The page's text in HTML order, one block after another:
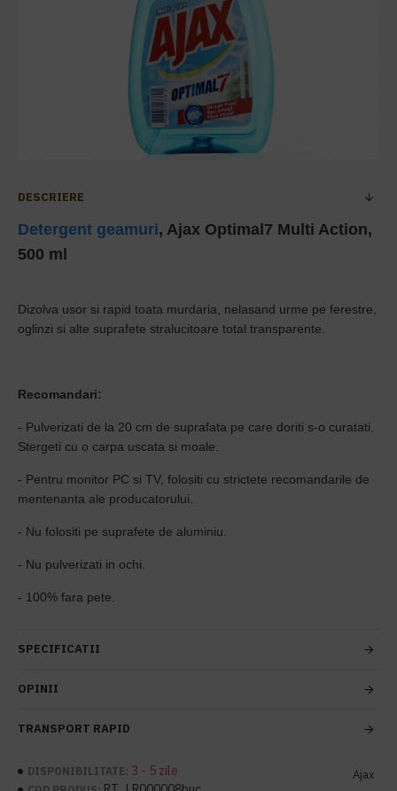
DESCRIERE
Detergent geamuri, Ajax Optimal7 Multi Action,
500 ml
Dizolva usor si rapid toata murdaria, nelasand urme pe ferestre,
oglinzi si alte suprafete stralucitoare total transparente.
Recomandari:
- Pulverizati de la 20 cm de suprafata pe care doriti s-o curatati.
Stergeti cu o carpa uscata si moale.
- Pentru monitor PC si TV, folositi cu strictete recomandarile de
mentenanta ale producatorului.
- Nu folositi pe suprafete de aluminiu.
- Nu pulverizati in ochi.
- 100% fara pete.
SPECIFICATII
OPINII
TRANSPORT RAPID
DISPONIBILITATE: 3 - 5 zile Ajax